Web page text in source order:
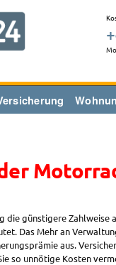
die günstigere
Das Mehr an
aus.
so unnötige Kosten